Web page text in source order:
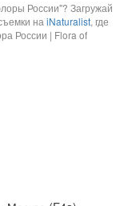
России"? Загружай
на iNaturalist, где
России | Flora of